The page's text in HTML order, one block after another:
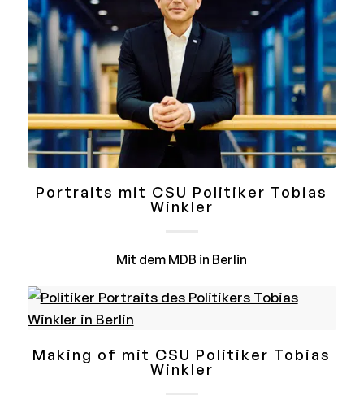
Portraits mit CSU Politiker Tobias
Winkler
Mit dem MDB in Berlin
Making of mit CSU Politiker Tobias
Winkler